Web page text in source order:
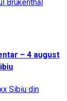
– 4 august